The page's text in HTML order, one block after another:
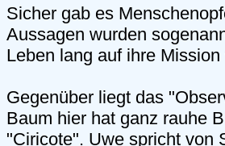
Sicher gab es
Aussagen wurden
Leben lang auf ihre
Gegenüber liegt das
Baum hier hat ganz rauhe
"Ciricote". Uwe spricht von